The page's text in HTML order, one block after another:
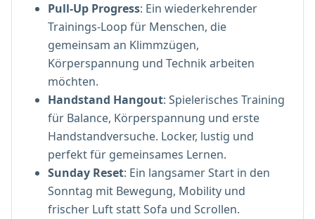
Pull-Up Progress: Ein wiederkehrender
Trainings-Loop für Menschen, die
gemeinsam an Klimmzügen,
Körperspannung und Technik arbeiten
möchten.
Handstand Hangout: Spielerisches Training
für Balance, Körperspannung und erste
Handstandversuche. Locker, lustig und
perfekt für gemeinsames Lernen.
Sunday Reset: Ein langsamer Start in den
Sonntag mit Bewegung, Mobility und
frischer Luft statt Sofa und Scrollen.